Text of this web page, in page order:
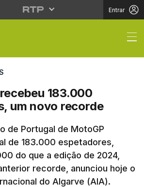
Entrar
recebeu
183.000
um novo recorde
de Portugal de MotoGP
de 183.000 espetadores,
do que a edição de 2024,
recorde, anunciou hoje o
do Algarve (AIA).